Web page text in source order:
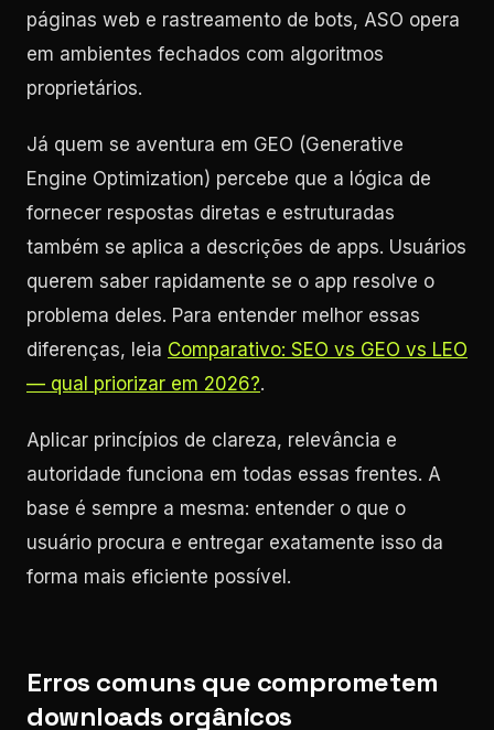
páginas web e rastreamento de bots, ASO opera
em ambientes fechados com algoritmos
proprietários.
Já quem se aventura em GEO (Generative
Engine Optimization) percebe que a lógica de
fornecer respostas diretas e estruturadas
também se aplica a descrições de apps. Usuários
querem saber rapidamente se o app resolve o
problema deles. Para entender melhor essas
diferenças, leia Comparativo: SEO vs GEO vs LEO
— qual priorizar em 2026?.
Aplicar princípios de clareza, relevância e
autoridade funciona em todas essas frentes. A
base é sempre a mesma: entender o que o
usuário procura e entregar exatamente isso da
forma mais eficiente possível.
Erros comuns que comprometem
downloads orgânicos